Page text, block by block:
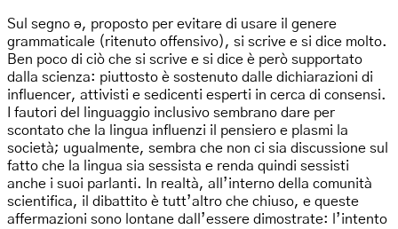
Sul segno ə, proposto per evitare di usare il genere
grammaticale (ritenuto offensivo), si scrive e si dice molto.
Ben poco di ciò che si scrive e si dice è però supportato
dalla scienza: piuttosto è sostenuto dalle dichiarazioni di
influencer, attivisti e sedicenti esperti in cerca di consensi.
I fautori del linguaggio inclusivo sembrano dare per
scontato che la lingua influenzi il pensiero e plasmi la
società; ugualmente, sembra che non ci sia discussione sul
fatto che la lingua sia sessista e renda quindi sessisti
anche i suoi parlanti. In realtà, all’interno della comunità
scientifica, il dibattito è tutt’altro che chiuso, e queste
affermazioni sono lontane dall’essere dimostrate: l’intento